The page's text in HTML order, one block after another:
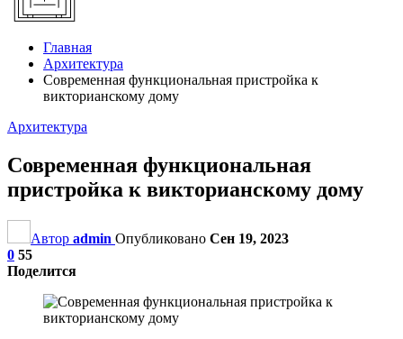
Главная
Архитектура
Современная функциональная пристройка к
викторианскому дому
Архитектура
Современная функциональная
пристройка к викторианскому дому
Автор admin Опубликовано Сен 19, 2023
0 55
Поделится